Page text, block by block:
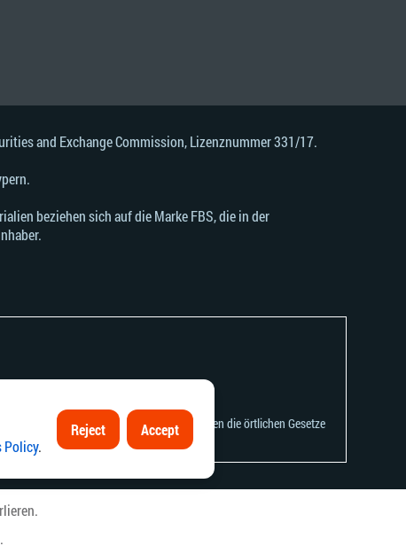
Policy.
Reject Accept
and Exchange Commission, Lizenznummer 331/17.
beziehen sich auf die Marke FBS, die in der
oder Nutzung dieser Informationen gegen die örtlichen Gesetze